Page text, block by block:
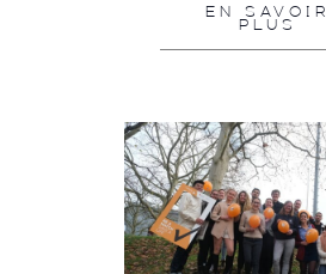
EN SAVOIR
PLUS